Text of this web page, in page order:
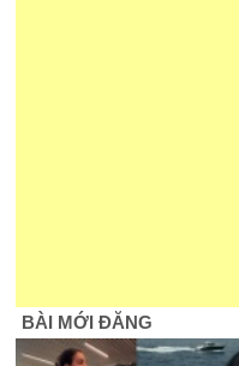
BÀI MỚI ĐĂNG